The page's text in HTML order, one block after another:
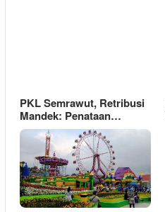
PKL Semrawut, Retribusi
Mandek: Penataan…